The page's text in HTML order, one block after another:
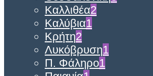
Καλλιθέα2
Καλύβια1
Κρήτη2
Λυκόβρυση1
Π. Φάληρο1